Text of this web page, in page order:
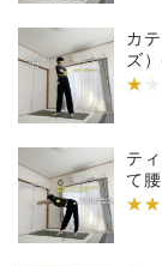
カ
ズ
★
テ
て